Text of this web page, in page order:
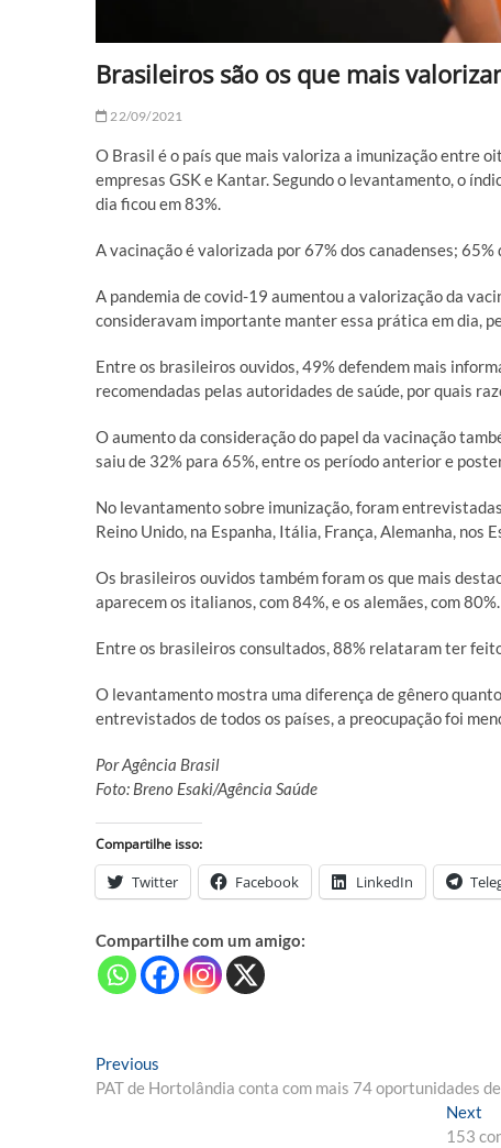
Brasileiros são os que mais
22/09/2021
O Brasil é o país que mais valoriza a imunização entre
empresas GSK e Kantar. Segundo o levantamento, o
dia ficou em 83%.
A vacinação é valorizada por 67% dos canadenses;
A pandemia de covid-19 aumentou a valorização da
consideravam importante manter essa prática em dia,
Entre os brasileiros ouvidos, 49% defendem mais
recomendadas pelas autoridades de saúde, por quais
O aumento da consideração do papel da vacinação
saiu de 32% para 65%, entre os período anterior e
No levantamento sobre imunização, foram
Reino Unido, na Espanha, Itália, França, Alemanha, nos
Os brasileiros ouvidos também foram os que mais
aparecem os italianos, com 84%, e os alemães, com 80%.
Entre os brasileiros consultados, 88% relataramter
O levantamento mostra uma diferença de gênero
entrevistados de todos os países, a preocupação foi
Por Agência Brasil
Foto: Breno Esaki/Agência Saúde
Compartilhe isso:
Twitter Facebook LinkedIn
Compartilhe com um amigo:
Navegação
de
Previous
post:
PAT de Hortolândia conta com mais 74 oportunidades
Next
153